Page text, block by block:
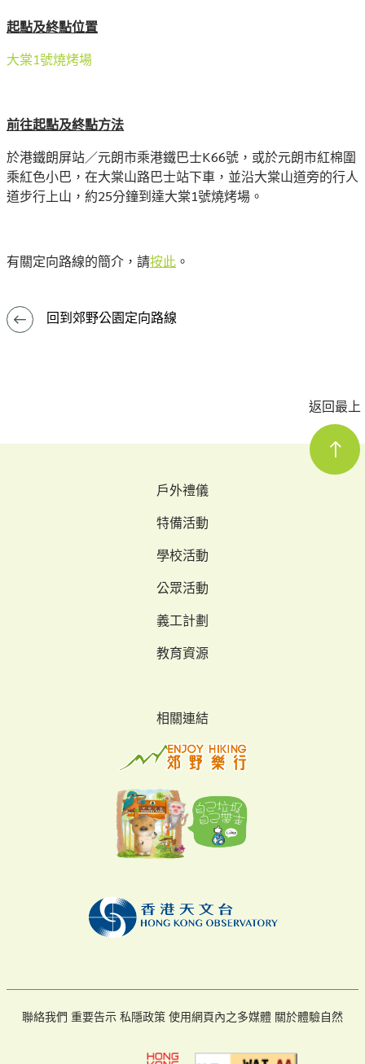
起點及終點位置
大棠1號燒烤場
前往起點及終點方法
於港鐵朗屏站／元朗市乘港鐵巴士K66號，或於元朗市紅棉圍
乘紅色小巴，在大棠山路巴士站下車，並沿大棠山道旁的行人
道步行上山，約25分鐘到達大棠1號燒烤場。
有關定向路線的簡介，請按此。
回到郊野公園定向路線
返回最上
戶外禮儀
特備活動
學校活動
公眾活動
義工計劃
教育資源
相關連結
聯絡我們 重要告示私隱政策使用網頁內之多媒體 關於體驗自然